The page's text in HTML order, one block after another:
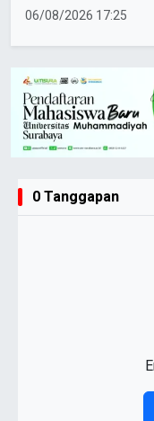
Syariah
06/08/2026 17:25
0 Tanggapan